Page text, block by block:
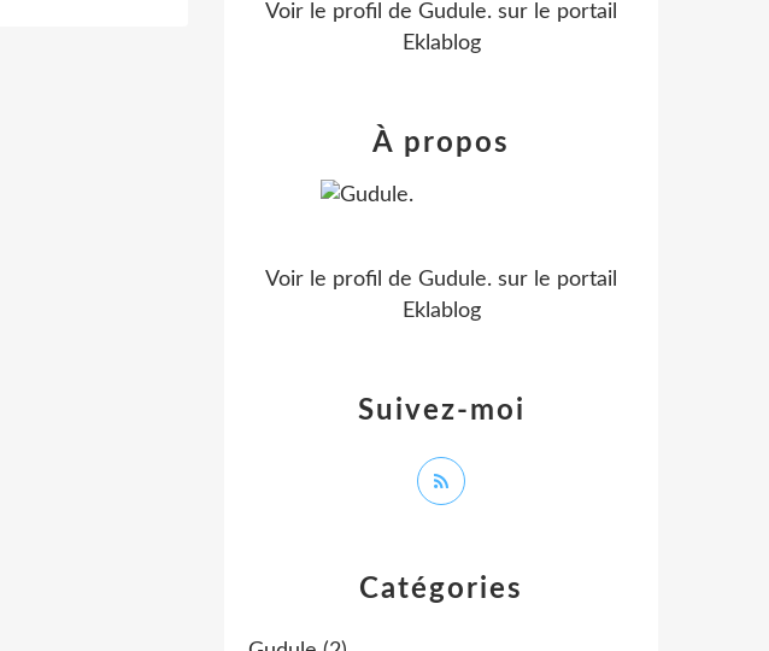
Catégories
Voir le profil de Gudule. sur le portail
Eklablog
Suivez-moi
À propos
Voir le profil de Gudule. sur le portail
Eklablog